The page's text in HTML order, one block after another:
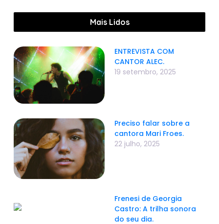
Mais Lidos
ENTREVISTA COM
CANTOR ALEC.
19 setembro, 2025
Preciso falar sobre a
cantora Mari Froes.
22 julho, 2025
Frenesi de Georgia
Castro: A trilha sonora
do seu dia.